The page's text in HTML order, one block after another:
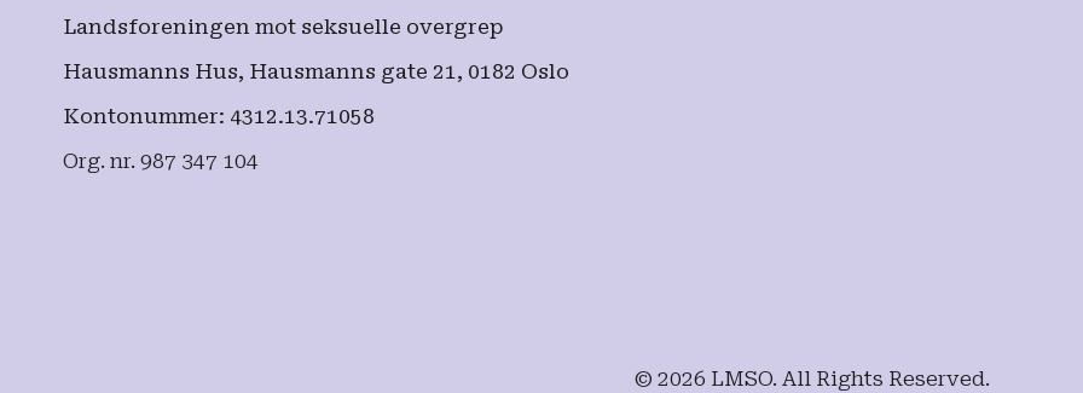
Landsforeningen mot seksuelle overgrep
Hausmanns Hus, Hausmanns gate 21, 0182 Oslo
Kontonummer: 4312.13.71058
Org. nr. 987 347 104
© 2026 LMSO. All Rights Reserved.